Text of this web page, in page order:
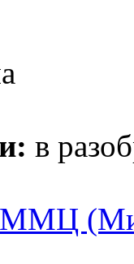
в
ММЦ